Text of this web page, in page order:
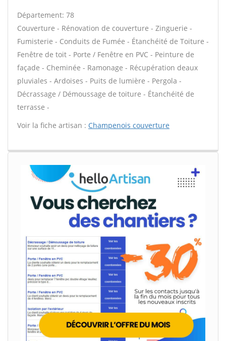
Département: 78
Couverture - Rénovation de couverture - Zinguerie -
Fumisterie - Conduits de Fumée - Étanchéité de Toiture -
Fenêtre de toit - Porte / Fenêtre en PVC - Peinture de
façade - Cheminée - Ramonage - Récupération deaux
pluviales - Ardoises - Puits de lumière - Pergola -
Décrassage / Démoussage de toiture - Étanchéité de
terrasse -
Voir la fiche artisan : Champenois couverture